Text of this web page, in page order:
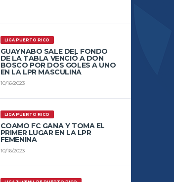
LIGA PUERTO RICO
GUAYNABO SALE DEL FONDO
DE LA TABLA VENCIÓ A DON
BOSCO POR DOS GOLES A UNO
EN LA LPR MASCULINA
10/16/2023
LIGA PUERTO RICO
COAMO FC GANA Y TOMA EL
PRIMER LUGAR EN LA LPR
FEMENINA
10/16/2023